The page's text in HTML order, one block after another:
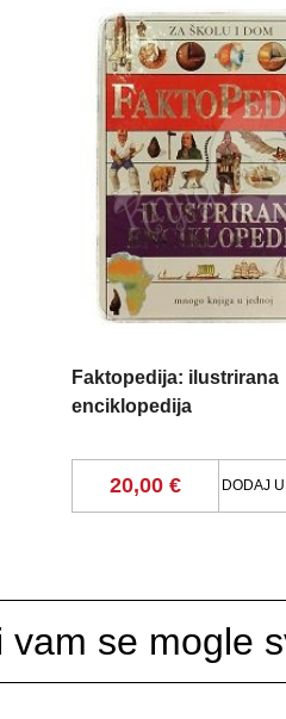
Faktopedija: ilustrirana
enciklopedija
20,00 € DODAJ
se mogle